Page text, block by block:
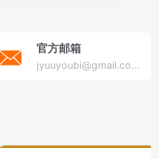
官方邮箱
jyuuyoubi@gmail.com